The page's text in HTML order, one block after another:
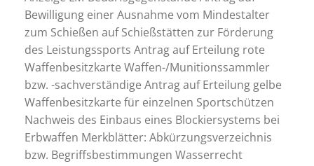
Bewilligung einer Ausnahme vom Mindestalter
zum Schießen auf Schießstätten zur Förderung
des Leistungssports Antrag auf Erteilung rote
Waffenbesitzkarte Waffen-/Munitionssammler
bzw. -sachverständige Antrag auf Erteilung gelbe
Waffenbesitzkarte für einzelnen Sportschützen
Nachweis des Einbaus eines Blockiersystems bei
Erbwaffen Merkblätter: Abkürzungsverzeichnis
bzw. Begriffsbestimmungen Wasserrecht